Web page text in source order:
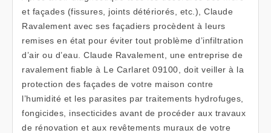
et façades (fissures, joints détériorés, etc.), Claude
Ravalement avec ses façadiers procèdent à leurs
remises en état pour éviter tout problème d’infiltration
d’air ou d’eau. Claude Ravalement, une entreprise de
ravalement fiable à Le Carlaret 09100, doit veiller à la
protection des façades de votre maison contre
l’humidité et les parasites par traitements hydrofuges,
fongicides, insecticides avant de procéder aux travaux
de rénovation et aux revêtements muraux de votre